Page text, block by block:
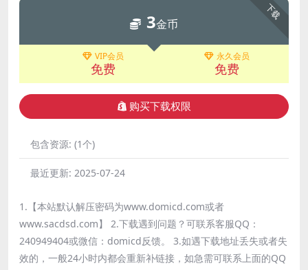
下载
3金币
VIP会员
免费
永久会员
免费
购买下载权限
包含资源: (1个)
最近更新: 2025-07-24
1.【本站默认解压密码为www.domicd.com或者
www.sacdsd.com】 2.下载遇到问题？可联系客服QQ：
240949404或微信：domicd反馈。 3.如遇下载地址丢失或者失
效的，一般24小时内都会重新补链接，如急需可联系上面的QQ